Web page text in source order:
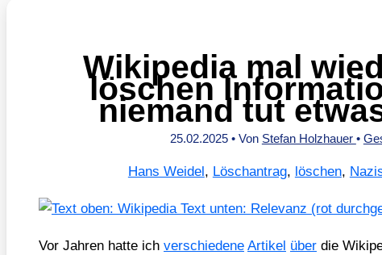
Wikipedia mal
löschen
niemand tut
25.02.2025 • Von Stefan Holzhauer •
Hans Weidel , Löschantrag, löschen,
Vor Jah­ren hat­te ich ver­schie­de­ne Arti­kel über die